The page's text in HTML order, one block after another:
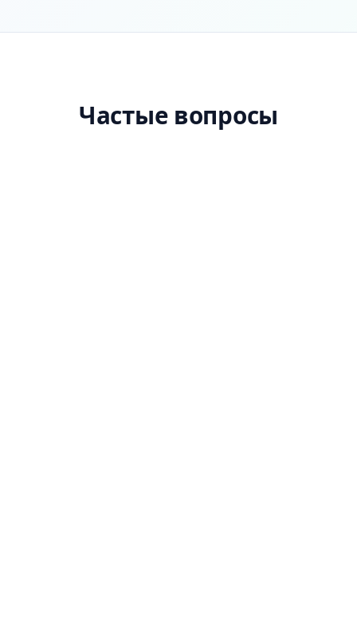
Частые вопросы